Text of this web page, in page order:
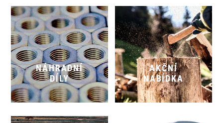
NÁHRADNÍ
DÍLY
AKČNÍ
NABÍDKA